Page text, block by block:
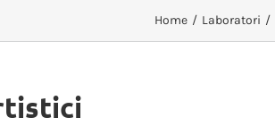
Home / Laboratori /